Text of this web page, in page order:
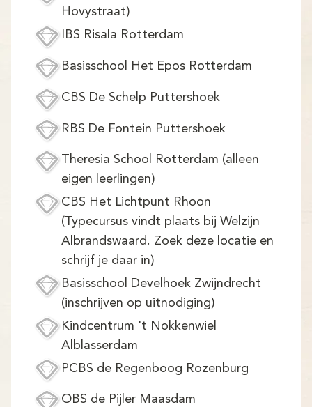
Hovystraat)
IBS Risala Rotterdam
Basisschool Het Epos Rotterdam
CBS De Schelp Puttershoek
RBS De Fontein Puttershoek
Theresia School Rotterdam (alleen
eigen leerlingen)
CBS Het Lichtpunt Rhoon
(Typecursus vindt plaats bij Welzijn
Albrandswaard. Zoek deze locatie en
schrijf je daar in)
Basisschool Develhoek Zwijndrecht
(inschrijven op uitnodiging)
Kindcentrum 't Nokkenwiel
Alblasserdam
PCBS de Regenboog Rozenburg
OBS de Pijler Maasdam